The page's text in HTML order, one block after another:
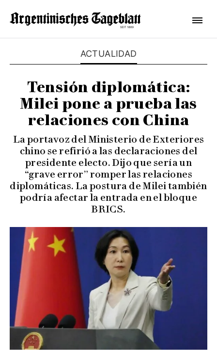
ACTUALIDAD
Tensión diplomática:
Milei pone a prueba las
relaciones con China
La portavoz del Ministerio de Exteriores
chino se refirió a las declaraciones del
presidente electo. Dijo que sería un
“grave error” romper las relaciones
diplomáticas. La postura de Milei también
podría afectar la entrada en el bloque
BRICS.